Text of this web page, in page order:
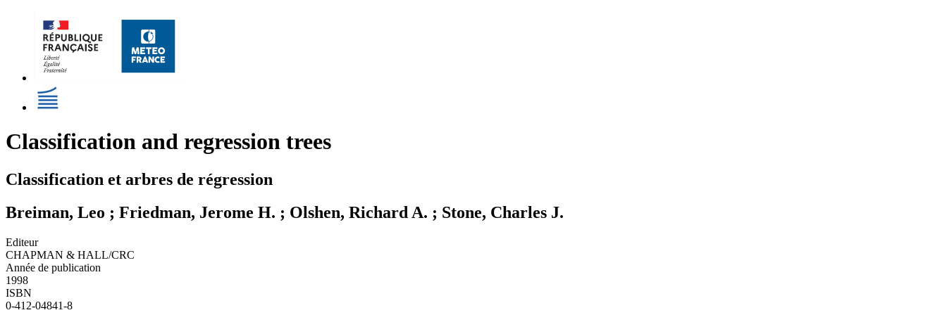
Classification and regression trees
Classification et arbres de régression
Breiman, Leo ; Friedman, Jerome H. ; Olshen, Richard A. ; Stone, Charles J.
Editeur
CHAPMAN & HALL/CRC
Année de publication
1998
ISBN
0-412-04841-8